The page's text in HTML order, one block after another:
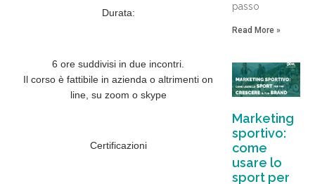
Durata:
6 ore suddivisi in due incontri.
Il corso è fattibile in azienda o altrimenti on
line, su zoom o skype
Certificazioni
passo
Read More »
Marketing
sportivo:
come
usare lo
sport per